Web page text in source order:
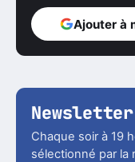
Ajouter à
Newsletter
Chaque soir à 19
sélectionné par la